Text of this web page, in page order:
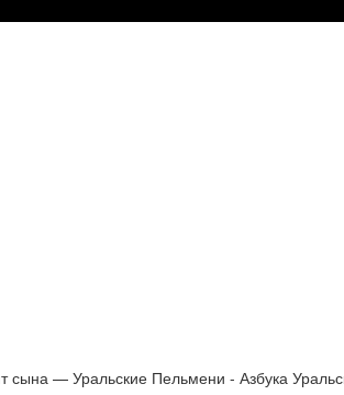
сына — Уральские Пельмени - Азбука